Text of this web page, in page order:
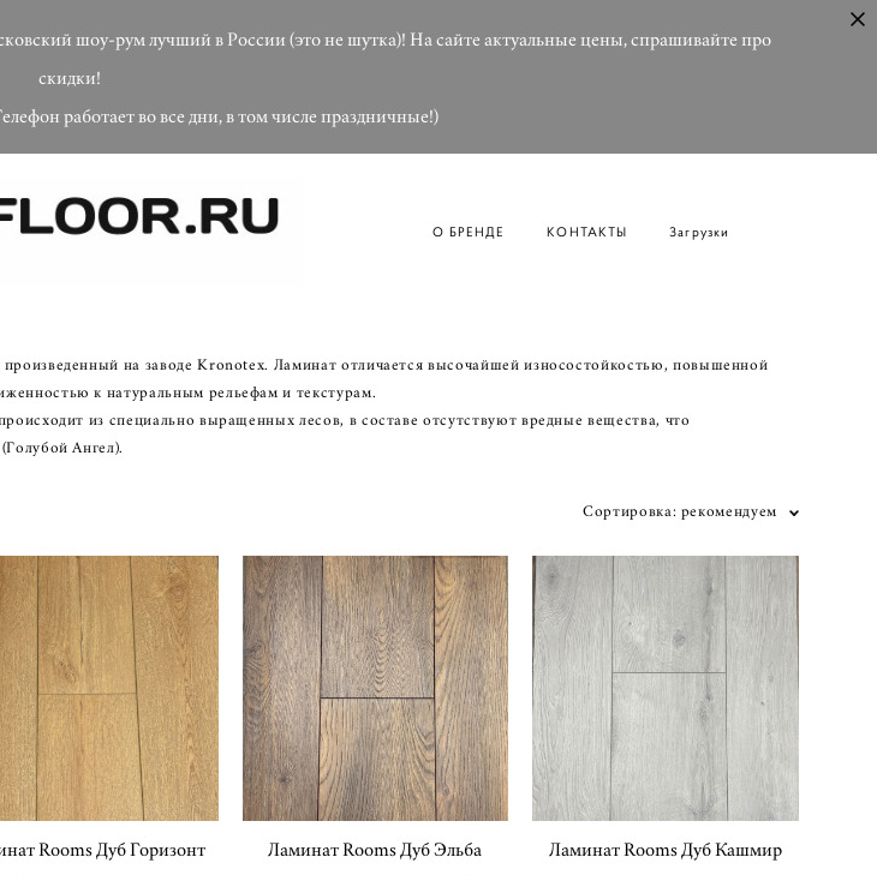
шоу-рум лучший в России (это не шутка)! На сайте актуальные цены, спрашивайте про
скидки!
работает во все дни, в том числе праздничные!)
О БРЕНДЕ КОНТАКТЫ Загрузки
на заводе Kronotex. Ламинат отличается высочайшей износостойкостью, повышенной
к натуральным рельефам и текстурам.
из специально выращенных лесов, в составе отсутствуют вредные вещества, что
Ангел).
Сортировка: рекомендуем
Rooms Дуб Горизонт
Ламинат Rooms Дуб Эльба
Ламинат Rooms Дуб Кашмир